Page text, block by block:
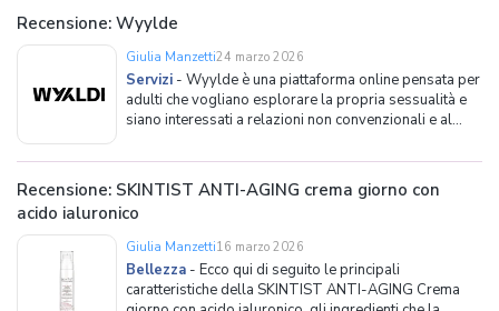
ultimi anni per le proprietà del su
Recensione: Wyylde
Giulia Manzetti24 marzo 2026
Servizi - Wyylde è una piattaforma online pensata per
adulti che vogliano esplorare la propria sessualità e
siano interessati a relazioni non convenzionali e al
visite al giorno, questo vero e proprio social network
si rivolge a single, coppie o gruppi
Recensione: SKINTIST ANTI-AGING crema giorno con
acido ialuronico
Giulia Manzetti16 marzo 2026
Bellezza - Ecco qui di seguito le principali
caratteristiche della SKINTIST ANTI-AGING Crema